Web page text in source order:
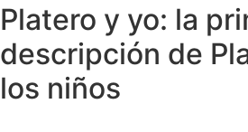
Platero y yo: la
descripción de
los niños